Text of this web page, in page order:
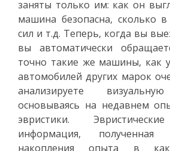
заняты только им: как он
машина безопасна, сколько
сил и т.д. Теперь, когда вы
вы автоматически
точно такие же машины, как
автомобилей других марок
анализируете
основываясь на недавнем
эвристики.
информация, полученная
накопления опыта в